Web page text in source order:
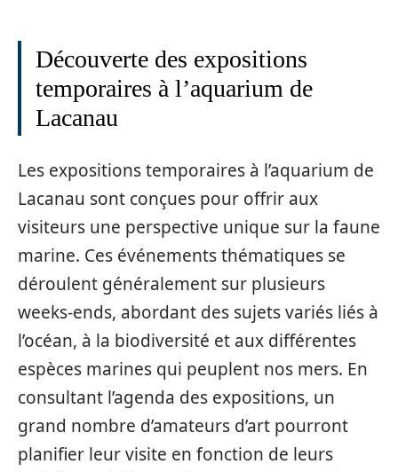
Découverte des expositions
temporaires à l’aquarium de
Lacanau
Les expositions temporaires à l’aquarium de
Lacanau sont conçues pour offrir aux
visiteurs une perspective unique sur la faune
marine. Ces événements thématiques se
déroulent généralement sur plusieurs
weeks-ends, abordant des sujets variés liés à
l’océan, à la biodiversité et aux différentes
espèces marines qui peuplent nos mers. En
consultant l’agenda des expositions, un
grand nombre d’amateurs d’art pourront
planifier leur visite en fonction de leurs